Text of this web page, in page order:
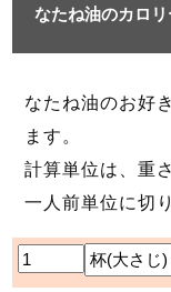
なたね油のカロ
なたね油のお好
ます。
計算単位は、重
一人前単位に切